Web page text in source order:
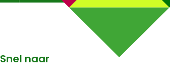
Snel naar